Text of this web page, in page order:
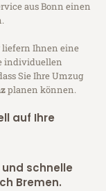
aus Bonn einen
liefern Ihnen eine
individuellen
Sie Ihre Umzug
planen können.
auf Ihre
schnelle
Bremen.